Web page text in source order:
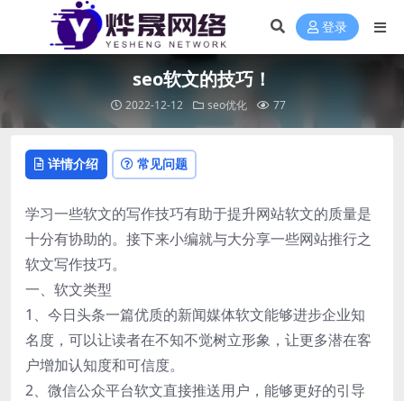
登录
seo软文的技巧！
2022-12-12 seo优化 77
详情介绍 常见问题
学习一些软文的写作技巧有助于提升网站软文的质量是
十分有协助的。接下来小编就与大分享一些网站推行之
软文写作技巧。
一、软文类型
1、今日头条一篇优质的新闻媒体软文能够进步企业知
名度，可以让读者在不知不觉树立形象，让更多潜在客
户增加认知度和可信度。
2、微信公众平台软文直接推送用户，能够更好的引导